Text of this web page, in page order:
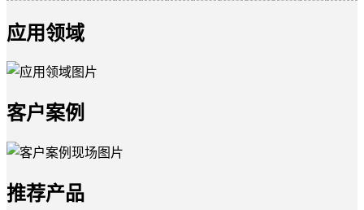
应用领域
客户案例
推荐产品